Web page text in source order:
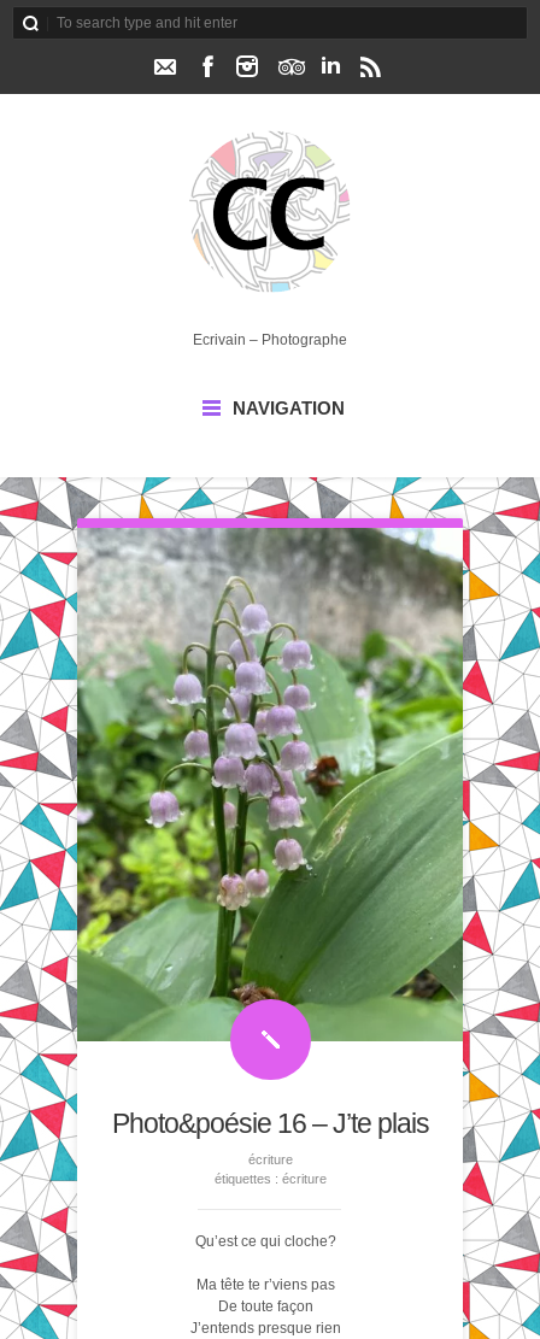
Ecrivain – Photographe
NAVIGATION
Photo&poésie 16 – J’te plais
écriture
étiquettes : écriture
Qu’est ce qui cloche?
Ma tête te r’viens pas
De toute façon
J’entends presque rien